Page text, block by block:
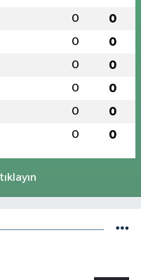
0 0
0 0
0 0
0 0
0 0
0 0